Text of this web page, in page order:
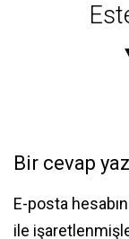
Bir cevap
E-posta
ile